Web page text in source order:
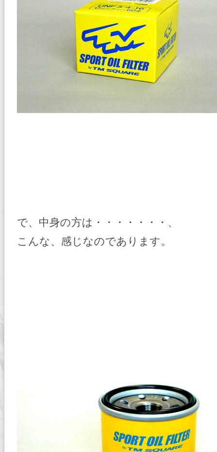
で、中身の方は・・・・・・・、
こんな、感じなのであります。